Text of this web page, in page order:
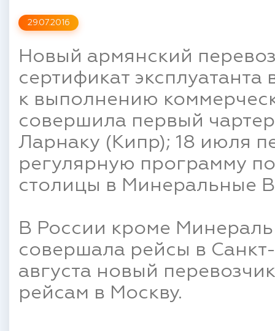
29.07.2016
Новый армянский
сертификат эксплуатанта
к выполнению
совершила первый
Ларнаку (Кипр); 18 июля
регулярную программу
столицы в Минеральные
В России кроме
совершала рейсы в
августа новый
рейсам в Москву.